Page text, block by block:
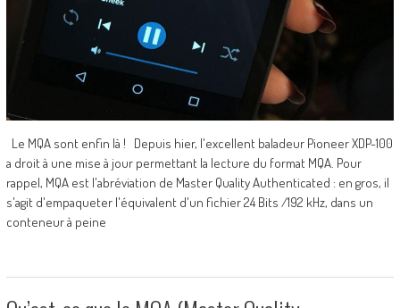
Le MQA sont enfin là ! Depuis hier, l'excellent baladeur Pioneer XDP-100
a droit à une mise à jour permettant la lecture du format MQA. Pour
rappel, MQA est l'abréviation de Master Quality Authenticated : en gros, il
s'agit d'empaqueter l'équivalent d'un fichier 24 Bits /192 kHz, dans un
conteneur à peine